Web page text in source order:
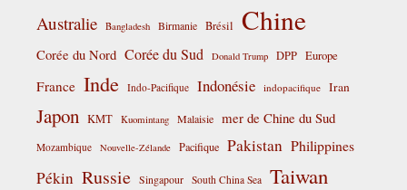
Australie Bangladesh Birmanie Brésil Chine
Corée du Nord Corée du Sud Donald Trump DPP Europe
France Inde Indo-Pacifique Indonésie indopacifique Iran
Japon KMT Kuomintang Malaisie mer de Chine du Sud
Mozambique Nouvelle-Zélande Pacifique Pakistan Philippines
Pékin Russie Singapour South China Sea Taiwan